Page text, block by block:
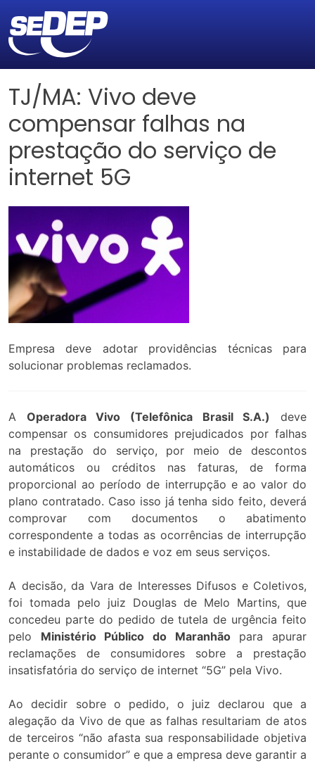
TJ/MA: Vivo deve
compensar falhas na
prestação do serviço de
internet 5G
Empresa deve adotar providências técnicas para
solucionar problemas reclamados.
A Operadora Vivo (Telefônica Brasil S.A.)
deve
compensar os consumidores prejudicados por falhas
na prestação do serviço, por meio de descontos
automáticos ou créditos nas faturas, de forma
proporcional ao período de interrupção e ao valor do
plano contratado. Caso isso já tenha sido feito, deverá
comprovar com documentos o abatimento
correspondente a todas as ocorrências de interrupção
e instabilidade de dados e voz em seus serviços.
A decisão, da Vara de Interesses Difusos e Coletivos,
foi tomada pelo juiz Douglas de Melo Martins, que
concedeu parte do pedido de tutela de urgência feito
pelo Ministério Público do Maranhãopara apurar
reclamações de consumidores sobre a prestação
insatisfatória do serviço de internet “5G” pela Vivo.
Ao decidir sobre o pedido, o juiz declarou que a
alegação da Vivo de que as falhas resultariam de atos
de terceiros “não afasta sua responsabilidade objetiva
perante o consumidor” e que a empresa deve garantir a